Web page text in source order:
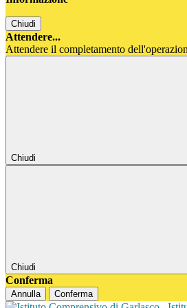
Chiudi
Attendere...
Attendere il completamento
Chiudi
Chiudi
Conferma
Annulla Conferma